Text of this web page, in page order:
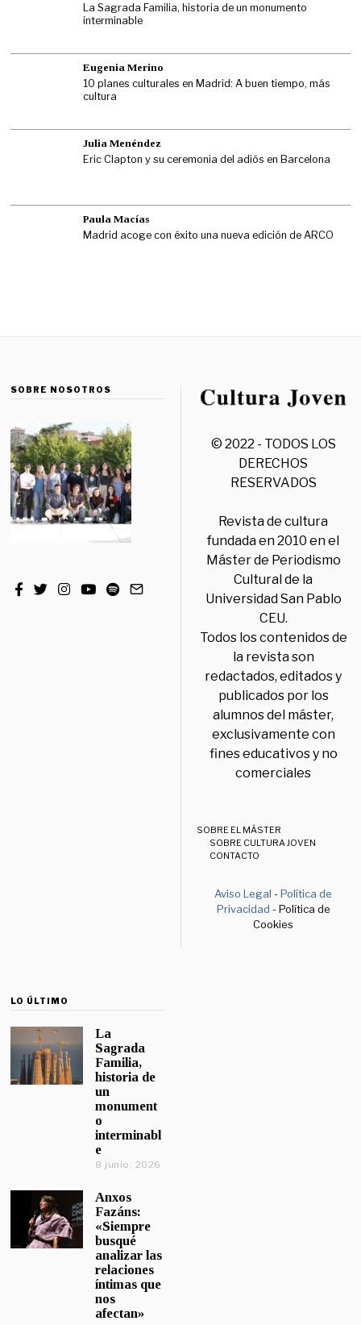
La Sagrada Familia, historia de un monumento
interminable
Eugenia Merino
10 planes culturales en Madrid: A buen tiempo, más
cultura
Julia Menéndez
Eric Clapton y su ceremonia del adiós en Barcelona
Paula Macías
Madrid acoge con éxito una nueva edición de ARCO
SOBRE NOSOTROS
© 2022 - TODOS LOS
DERECHOS
RESERVADOS
Revista de cultura
fundada en 2010 en el
Máster de Periodismo
Cultural de la
Universidad San Pablo
CEU.
Todos los contenidos de
la revista son
redactados, editados y
publicados por los
alumnos del máster,
exclusivamente con
fines educativos y no
comerciales
SOBRE EL MÁSTER
SOBRE CULTURA JOVEN
CONTACTO
Aviso Legal -Política de
Privacidad - Política de
Cookies
LO ÚLTIMO
La
Sagrada
Familia,
historia de
un
monument
o
interminabl
e
8 junio, 2026
Anxos
Fazáns:
«Siempre
busqué
analizar las
relaciones
íntimas que
nos
afectan»